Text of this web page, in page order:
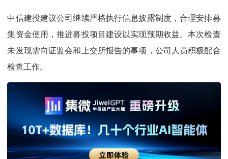
中信建投建议公司继续严格执行信息披露制度，合理安排募
集资金使用，推进募投项目建设以实现预期收益。本次检查
未发现需向证监会和上交所报告的事项，公司人员积极配合
检查工作。